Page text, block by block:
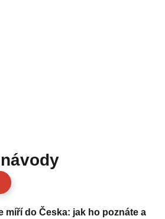
návody
míří do Česka: jak ho poznáte a